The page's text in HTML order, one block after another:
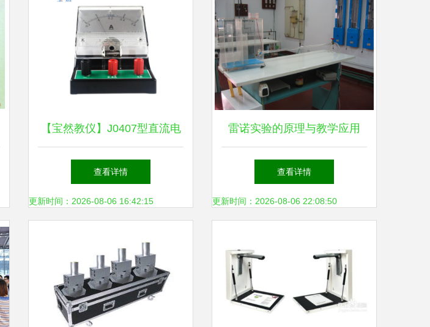
【宝然教仪】J0407型直流电
流表 中学物理教学的精准之
选
查看详情
更新时间：2026-08-06 16:42:15
雷诺实验的原理与教学应用
上海同育教学仪器设备的专业
解析
查看详情
更新时间：2026-08-06 22:08:50